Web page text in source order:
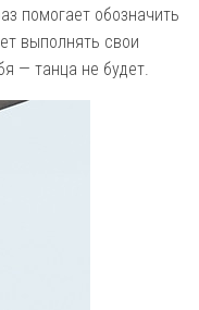
помогает обозначить
выполнять свои
— танца не будет.